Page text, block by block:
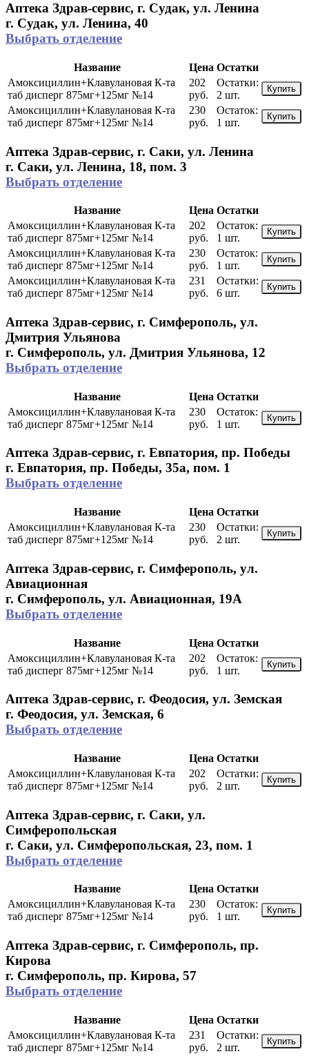
Аптека Здрав-сервис, г. Судак, ул. Ленина
г. Судак, ул. Ленина, 40
Выбрать отделение
Название Цена Остатки
Амоксициллин+Клавулановая К-та
таб дисперг 875мг+125мг №14
202
руб.
Остатки:
2 шт.
Купить
Амоксициллин+Клавулановая К-та
таб дисперг 875мг+125мг №14
230
руб.
Остаток:
1 шт.
Купить
Аптека Здрав-сервис, г. Саки, ул. Ленина
г. Саки, ул. Ленина, 18, пом. 3
Выбрать отделение
Название Цена Остатки
Амоксициллин+Клавулановая К-та
таб дисперг 875мг+125мг №14
202
руб.
Остаток:
1 шт.
Купить
Амоксициллин+Клавулановая К-та
таб дисперг 875мг+125мг №14
230
руб.
Остаток:
1 шт.
Купить
Амоксициллин+Клавулановая К-та
таб дисперг 875мг+125мг №14
231
руб.
Остатки:
6 шт.
Купить
Аптека Здрав-сервис, г. Симферополь, ул.
Дмитрия Ульянова
г. Симферополь, ул. Дмитрия Ульянова, 12
Выбрать отделение
Название Цена Остатки
Амоксициллин+Клавулановая К-та
таб дисперг 875мг+125мг №14
230
руб.
Остаток:
1 шт.
Купить
Аптека Здрав-сервис, г. Евпатория, пр. Победы
г. Евпатория, пр. Победы, 35а, пом. 1
Выбрать отделение
Название Цена Остатки
Амоксициллин+Клавулановая К-та
таб дисперг 875мг+125мг №14
230
руб.
Остатки:
2 шт.
Купить
Аптека Здрав-сервис, г. Симферополь, ул.
Авиационная
г. Симферополь, ул. Авиационная, 19А
Выбрать отделение
Название Цена Остатки
Амоксициллин+Клавулановая К-та
таб дисперг 875мг+125мг №14
202
руб.
Остаток:
1 шт.
Купить
Аптека Здрав-сервис, г. Феодосия, ул. Земская
г. Феодосия, ул. Земская, 6
Выбрать отделение
Название Цена Остатки
Амоксициллин+Клавулановая К-та
таб дисперг 875мг+125мг №14
202
руб.
Остатки:
2 шт.
Купить
Аптека Здрав-сервис, г. Саки, ул.
Симферопольская
г. Саки, ул. Симферопольская, 23, пом. 1
Выбрать отделение
Название Цена Остатки
Амоксициллин+Клавулановая К-та
таб дисперг 875мг+125мг №14
230
руб.
Остаток:
1 шт.
Купить
Аптека Здрав-сервис, г. Симферополь, пр.
Кирова
г. Симферополь, пр. Кирова, 57
Выбрать отделение
Название Цена Остатки
Амоксициллин+Клавулановая К-та
таб дисперг 875мг+125мг №14
231
руб.
Остатки:
2 шт.
Купить